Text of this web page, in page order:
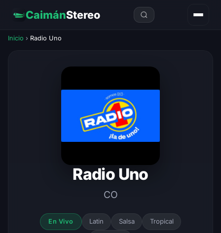
CaimánStereo
Inicio › Radio Uno
Radio Uno
CO
En Vivo Latin Salsa Tropical